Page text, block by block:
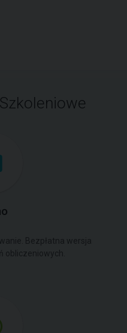
Bezpłatna wersja
obliczeniowych.